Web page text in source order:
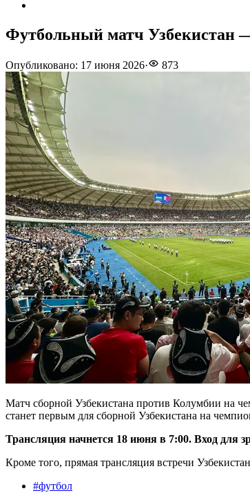
Футбольный матч Узбекистан
Опубликовано: 17 июня 2026· 873
Матч сборной Узбекистана против Колумбии на
станет первым для сборной Узбекистана на
Трансляция начнется 18 июня в 7:00. Вход для
Кроме того, прямая трансляция встречи
#футбол